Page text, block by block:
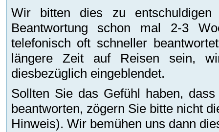
Wir bitten dies zu
Beantwortung schon mal 2-3
telefonisch oft schneller
längere Zeit auf Reisen sein,
diesbezüglich eingeblendet.
Sollten Sie das Gefühl haben,
beantworten, zögern Sie bitte nicht
Hinweis). Wir bemühen uns dann